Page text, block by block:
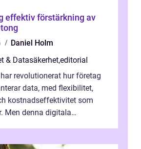
effektiv förstärkning av
Daniel Holm
& Datasäkerhet,editorial
revolutionerat hur företag
data, med flexibilitet,
kostnadseffektivitet som
Men denna digitala